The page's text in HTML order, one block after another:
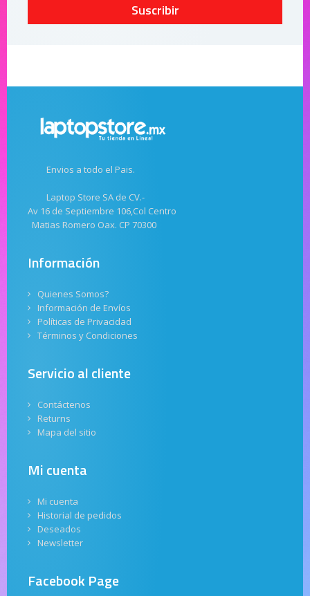
Suscribir
Envios a todo el Pais.
Laptop Store SA de CV.-
Av 16 de Septiembre 106,Col Centro
Matias Romero Oax. CP 70300
Información
Quienes Somos?
Información de Envíos
Políticas de Privacidad
Términos y Condiciones
Servicio al cliente
Contáctenos
Returns
Mapa del sitio
Mi cuenta
Mi cuenta
Historial de pedidos
Deseados
Newsletter
Facebook Page